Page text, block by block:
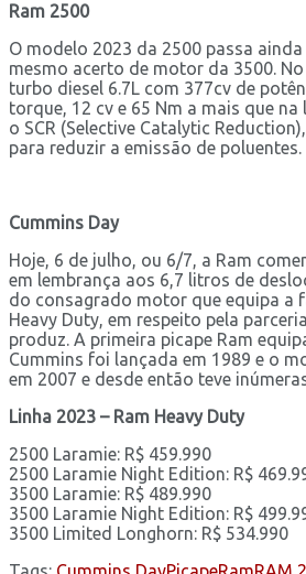
Ram 2500
O modelo 2023 da 2500 passa
mesmo acerto de motor da 3500.
turbo diesel 6.7L com 377cv de
torque, 12 cv e 65 Nm a mais que na
o SCR (Selective Catalytic
para reduzir a emissão de poluentes.
Cummins Day
Hoje, 6 de julho, ou 6/7, a Ram
em lembrança aos 6,7 litros de
do consagrado motor que equipa a
Heavy Duty, em respeito pela
produz. A primeira picape Ram
Cummins foi lançada em 1989 e o
em 2007 e desde então teve
Linha 2023 – Ram Heavy Duty
2500 Laramie: R$ 459.990
2500 Laramie Night Edition: R$
3500 Laramie: R$ 489.990
3500 Laramie Night Edition: R$
3500 Limited Longhorn: R$ 534.990